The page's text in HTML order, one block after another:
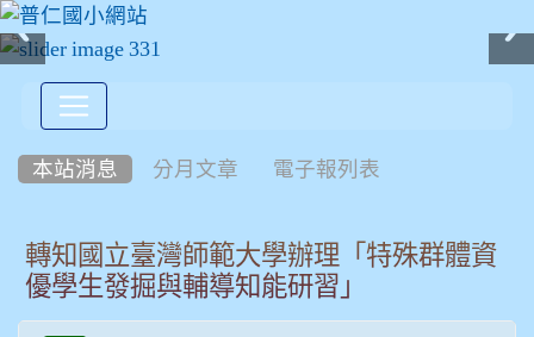
本站消息 分月文章 電子報列表
轉知國立臺灣師範大學辦理「特殊群體資
優學生發掘與輔導知能研習」